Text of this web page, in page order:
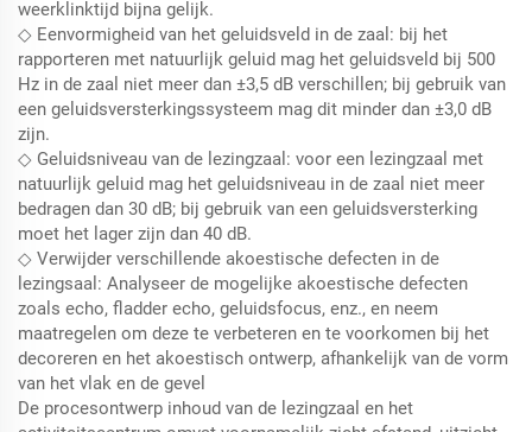
weerklinktijd bijna gelijk.
◇ Eenvormigheid van het geluidsveld in de zaal: bij het
rapporteren met natuurlijk geluid mag het geluidsveld bij 500
Hz in de zaal niet meer dan ±3,5 dB verschillen; bij gebruik van
een geluidsversterkingssysteem mag dit minder dan ±3,0 dB
zijn.
◇ Geluidsniveau van de lezingzaal: voor een lezingzaal met
natuurlijk geluid mag het geluidsniveau in de zaal niet meer
bedragen dan 30 dB; bij gebruik van een geluidsversterking
moet het lager zijn dan 40 dB.
◇ Verwijder verschillende akoestische defecten in de
lezingsaal: Analyseer de mogelijke akoestische defecten
zoals echo, fladder echo, geluidsfocus, enz., en neem
maatregelen om deze te verbeteren en te voorkomen bij het
decoreren en het akoestisch ontwerp, afhankelijk van de vorm
van het vlak en de gevel
De procesontwerp inhoud van de lezingzaal en het